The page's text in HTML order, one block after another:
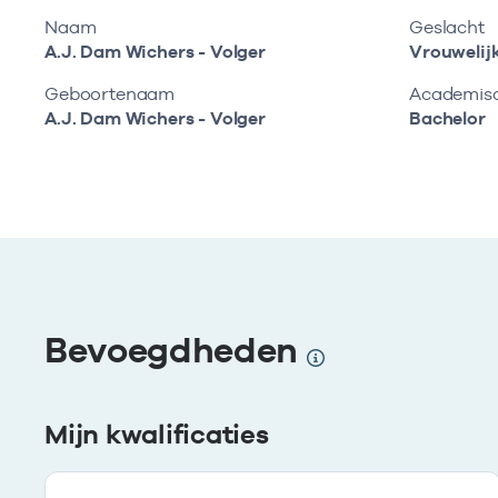
Naam
A.J. Dam Wichers - Volger
Geboortenaam
A.J. Dam Wichers - Volger
Geslacht
Bachelor
Bevoegdheden
Mijn kwalificaties